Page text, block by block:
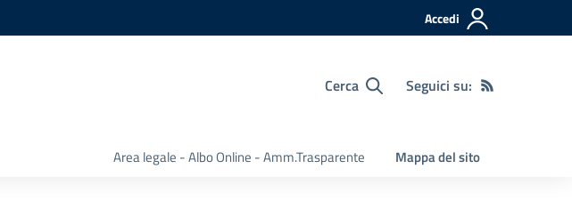
Accedi
Cerca Seguici su:
Area legale - Albo Online - Amm.Trasparente Mappa del sito